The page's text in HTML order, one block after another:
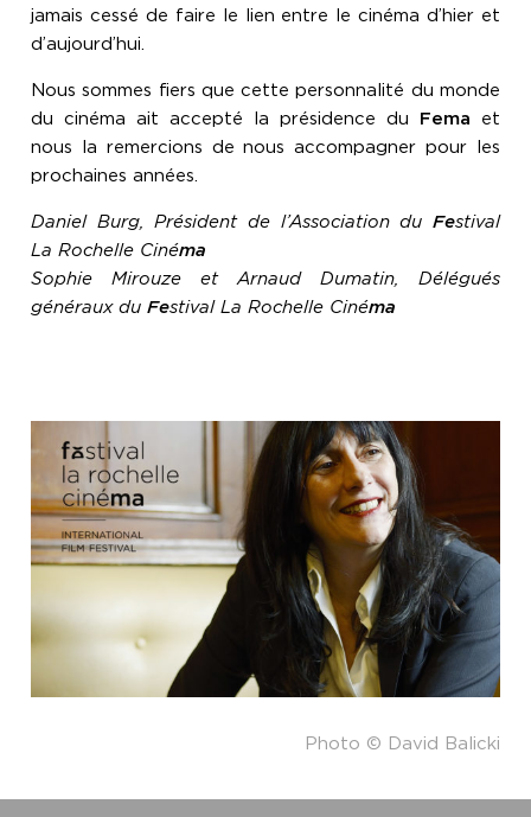
jamais cessé de faire le lien entre le cinéma d’hier et
d’aujourd’hui.
Nous sommes fiers que cette personnalité du monde
du cinéma ait accepté la présidence du Fema et
nous la remercions de nous accompagner pour les
prochaines années.
Daniel Burg, Président de l’Association du Festival
La Rochelle Cinéma
Sophie Mirouze et Arnaud Dumatin, Délégués
généraux du Festival La Rochelle Cinéma
Photo © David Balicki